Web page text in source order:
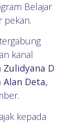
Belajar
pekan.
kanal
Zulidyana D
Alan Deta,
kepada